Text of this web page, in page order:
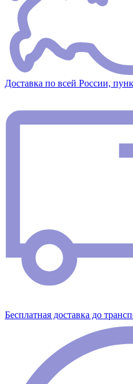
Доставка по всей России,
Бесплатная доставка до